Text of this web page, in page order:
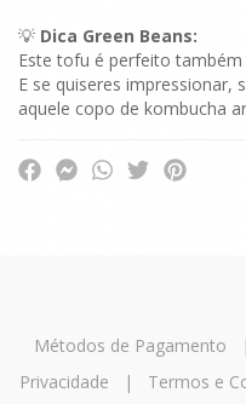
💡 Dica Green Beans:
Este tofu é perfeito
E se quiseres impressionar,
aquele copo de kombucha
Métodos de Pagamento
Privacidade | Termos e